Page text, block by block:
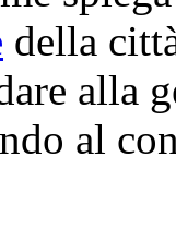
della
alla
al